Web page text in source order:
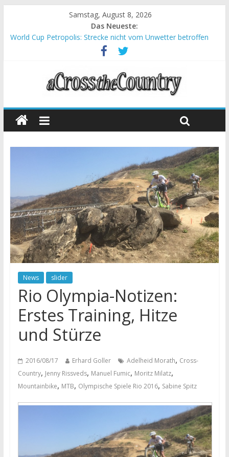
Samstag, August 8, 2026
Das Neueste:
World Cup Petropolis: Strecke nicht vom Unwetter betroffen
Krumbach und Obergessertshausen: Mountainbike-Bundesliga
Supercup Massi Banyoles: Siege für Carod und Richards
Halbzeit beim Andalucia Bike Race: Weltmeister Seewald führt
Chelva: Schweizer Doppelsieg beim ersten XCO-Rennen der
News slider
Rio Olympia-Notizen:
Erstes Training, Hitze
und Stürze
2016/08/17 Erhard Goller Adelheid Morath, Cross-
Country, Jenny Rissveds, Manuel Fumic, Moritz Milatz,
Mountainbike, MTB, Olympische Spiele Rio 2016, Sabine Spitz